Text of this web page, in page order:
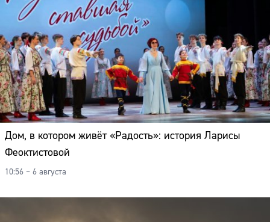
Дом, в котором живёт «Радость»: история Ларисы
Феоктистовой
10:56 – 6 августа